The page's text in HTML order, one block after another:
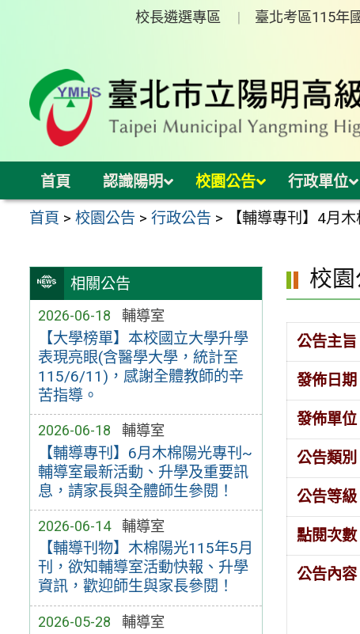
校長遴選專區 臺北考區115年
首頁 認識陽明 校園公告 行政單位
首頁 >校園公告 >行政公告 > 【輔導專刊】4月
相關公告
2026-06-18 輔導室
【大學榜單】本校國立大學升學
表現亮眼(含醫學大學，統計至
115/6/11)，感謝全體教師的辛
苦指導。
2026-06-18 輔導室
【輔導專刊】6月木棉陽光專刊~
輔導室最新活動、升學及重要訊
息，請家長與全體師生參閱！
2026-06-14 輔導室
【輔導刊物】木棉陽光115年5月
刊，欲知輔導室活動快報、升學
資訊，歡迎師生與家長參閱！
2026-05-28 輔導室
校
公告主旨
發佈日期
發佈單位
公告類別
公告等級
點閱次數
公告內容